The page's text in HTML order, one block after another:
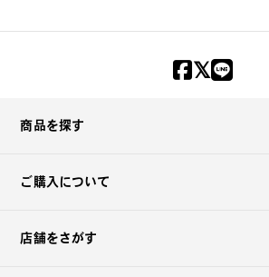
商品を探す
ご購入について
店舗をさがす